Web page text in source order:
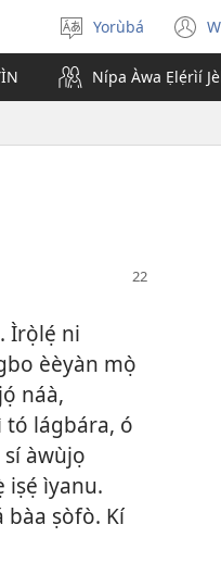
Yan
èdè
Yorùbá
Nípa Àwa Ẹlẹ́rìí
Ìrọ̀lẹ́ ni
èèyàn mọ̀
náà,
tó lágbára, ó
àwùjọ
iṣẹ́ ìyanu.
bàa ṣòfò. Kí